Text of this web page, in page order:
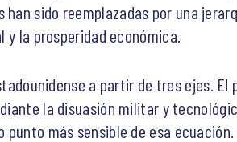
sido reemplazadas por una
la prosperidad económica.
a partir de tres ejes. El
la disuasión militar y
más sensible de esa